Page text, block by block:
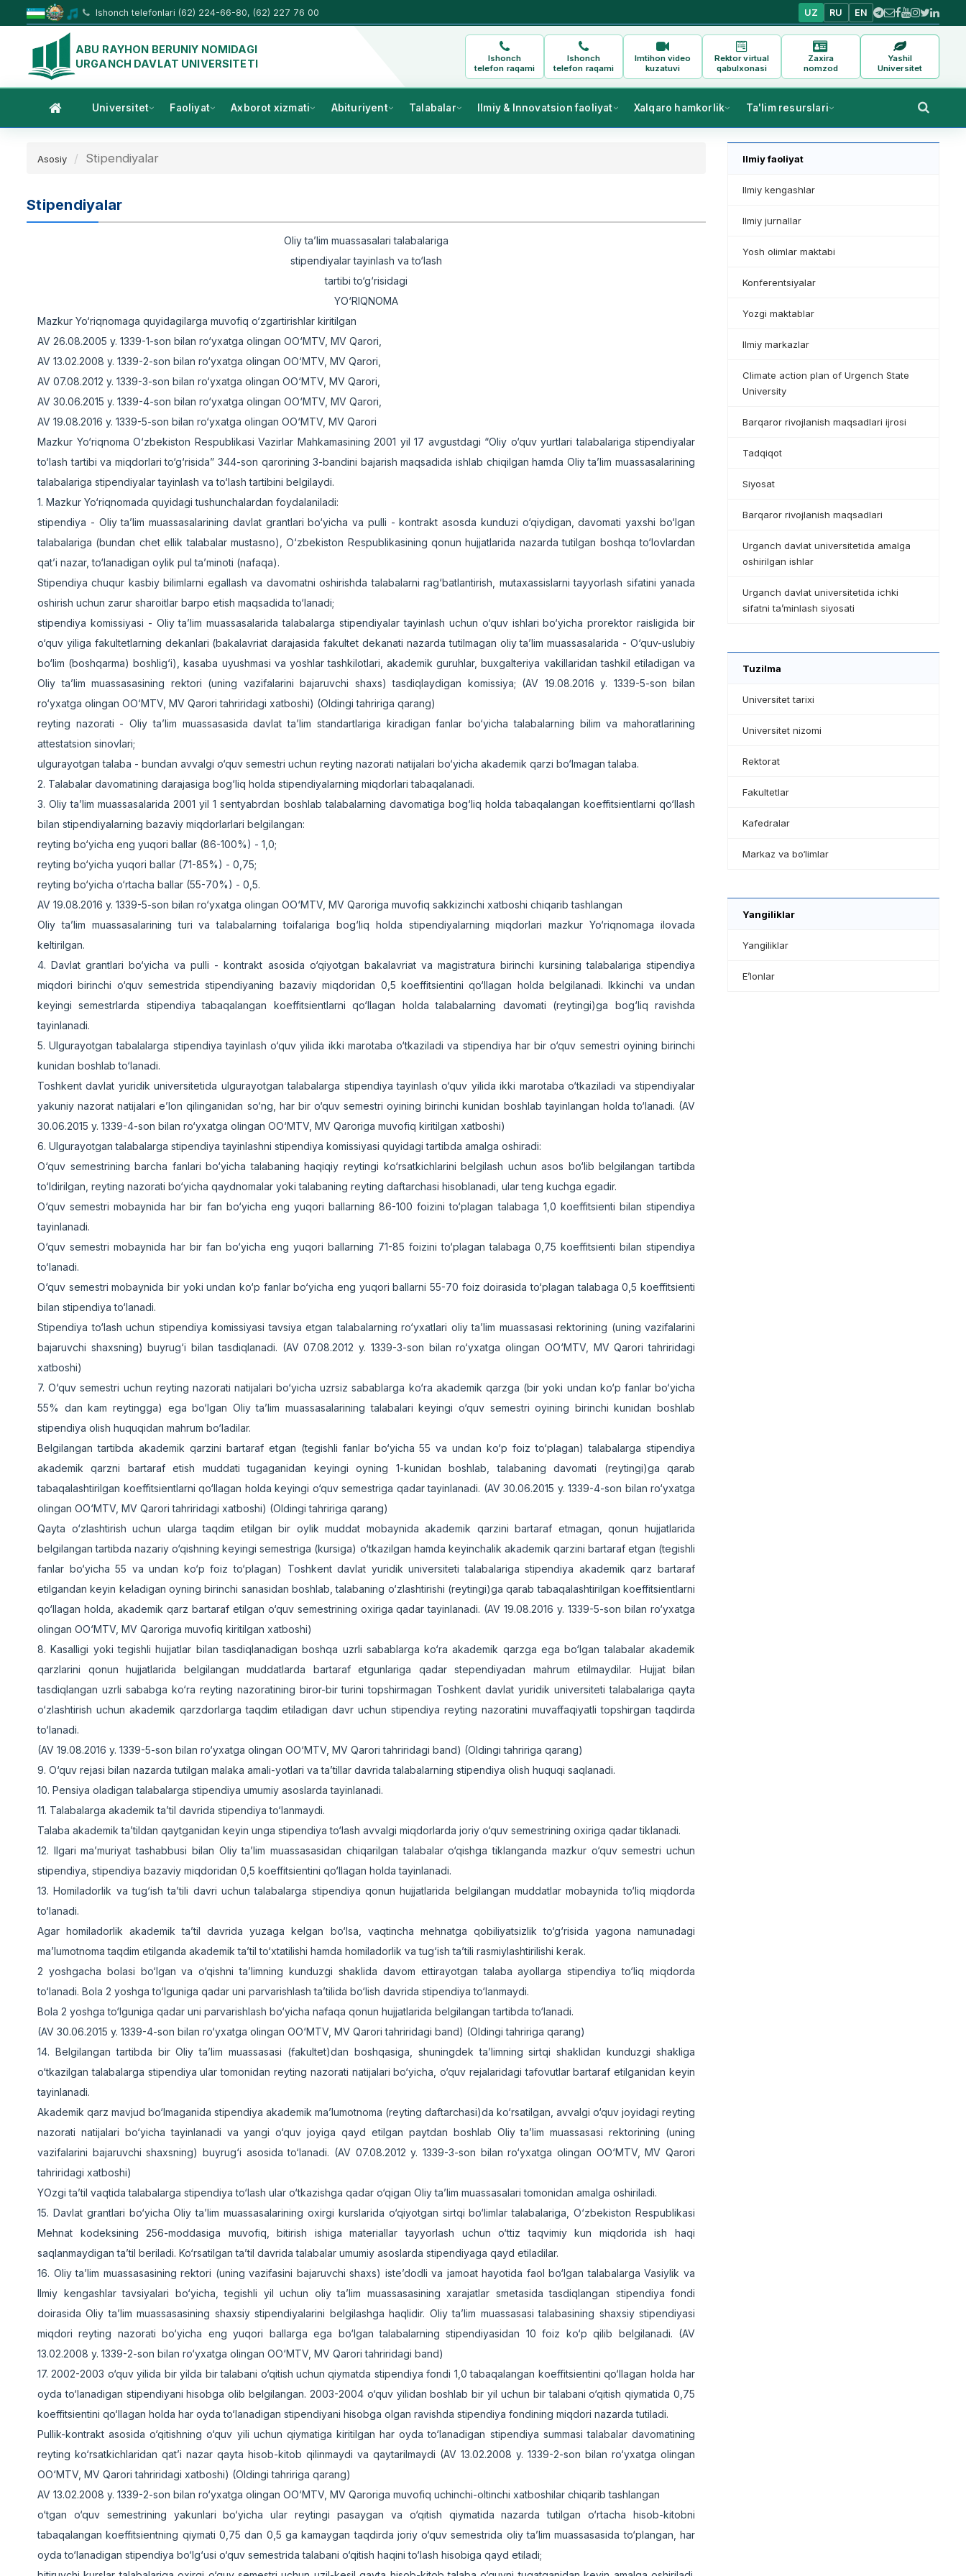
Ishonch telefonlari (62) 224-66-80, (62) 227 76 00 UZ RU EN
ABU RAYHON BERUNIY NOMIDAGI
URGANCH DAVLAT UNIVERSITETI
Ishonch
telefon raqami
Ishonch
telefon raqami
Imtihon video
kuzatuvi
Rektor virtual
qabulxonasi
Zaxira
nomzod
Yashil
Universitet
Universitet Faoliyat Axborot xizmati Abituriyent Talabalar Ilmiy & Innovatsion faoliyat Xalqaro hamkorlik Ta'lim resurslari
Asosiy Stipendiyalar
Stipendiyalar
Oliy ta’lim muassasalari talabalariga
stipendiyalar tayinlash va to‘lash
tartibi to‘g‘risidagi
YO‘RIQNOMA
Mazkur Yo‘riqnomaga quyidagilarga muvofiq o‘zgartirishlar kiritilgan
AV 26.08.2005 y. 1339-1-son bilan ro‘yxatga olingan OO‘MTV, MV Qarori,
AV 13.02.2008 y. 1339-2-son bilan ro‘yxatga olingan OO‘MTV, MV Qarori,
AV 07.08.2012 y. 1339-3-son bilan ro‘yxatga olingan OO‘MTV, MV Qarori,
AV 30.06.2015 y. 1339-4-son bilan ro‘yxatga olingan OO‘MTV, MV Qarori,
AV 19.08.2016 y. 1339-5-son bilan ro‘yxatga olingan OO‘MTV, MV Qarori
Mazkur Yo‘riqnoma O‘zbekiston Respublikasi Vazirlar Mahkamasining 2001 yil 17 avgustdagi “Oliy o‘quv yurtlari talabalariga stipendiyalar
to‘lash tartibi va miqdorlari to‘g‘risida” 344-son qarorining 3-bandini bajarish maqsadida ishlab chiqilgan hamda Oliy ta’lim muassasalarining
talabalariga stipendiyalar tayinlash va to‘lash tartibini belgilaydi.
1. Mazkur Yo‘riqnomada quyidagi tushunchalardan foydalaniladi:
stipendiya - Oliy ta’lim muassasalarining davlat grantlari bo‘yicha va pulli - kontrakt asosda kunduzi o‘qiydigan, davomati yaxshi bo‘lgan
talabalariga (bundan chet ellik talabalar mustasno), O‘zbekiston Respublikasining qonun hujjatlarida nazarda tutilgan boshqa to‘lovlardan
qat’i nazar, to‘lanadigan oylik pul ta’minoti (nafaqa).
Stipendiya chuqur kasbiy bilimlarni egallash va davomatni oshirishda talabalarni rag‘batlantirish, mutaxassislarni tayyorlash sifatini yanada
oshirish uchun zarur sharoitlar barpo etish maqsadida to‘lanadi;
stipendiya komissiyasi - Oliy ta’lim muassasalarida talabalarga stipendiyalar tayinlash uchun o‘quv ishlari bo‘yicha prorektor raisligida bir
o‘quv yiliga fakultetlarning dekanlari (bakalavriat darajasida fakultet dekanati nazarda tutilmagan oliy ta’lim muassasalarida - O‘quv-uslubiy
bo‘lim (boshqarma) boshlig‘i), kasaba uyushmasi va yoshlar tashkilotlari, akademik guruhlar, buxgalteriya vakillaridan tashkil etiladigan va
Oliy ta’lim muassasasining rektori (uning vazifalarini bajaruvchi shaxs) tasdiqlaydigan komissiya; (AV 19.08.2016 y. 1339-5-son bilan
ro‘yxatga olingan OO‘MTV, MV Qarori tahriridagi xatboshi) (Oldingi tahririga qarang)
reyting nazorati - Oliy ta’lim muassasasida davlat ta’lim standartlariga kiradigan fanlar bo‘yicha talabalarning bilim va mahoratlarining
attestatsion sinovlari;
ulgurayotgan talaba - bundan avvalgi o‘quv semestri uchun reyting nazorati natijalari bo‘yicha akademik qarzi bo‘lmagan talaba.
2. Talabalar davomatining darajasiga bog‘liq holda stipendiyalarning miqdorlari tabaqalanadi.
3. Oliy ta’lim muassasalarida 2001 yil 1 sentyabrdan boshlab talabalarning davomatiga bog‘liq holda tabaqalangan koeffitsientlarni qo‘llash
bilan stipendiyalarning bazaviy miqdorlarlari belgilangan:
reyting bo‘yicha eng yuqori ballar (86-100%) - 1,0;
reyting bo‘yicha yuqori ballar (71-85%) - 0,75;
reyting bo‘yicha o‘rtacha ballar (55-70%) - 0,5.
AV 19.08.2016 y. 1339-5-son bilan ro‘yxatga olingan OO‘MTV, MV Qaroriga muvofiq sakkizinchi xatboshi chiqarib tashlangan
Oliy ta’lim muassasalarining turi va talabalarning toifalariga bog‘liq holda stipendiyalarning miqdorlari mazkur Yo‘riqnomaga ilovada
keltirilgan.
4. Davlat grantlari bo‘yicha va pulli - kontrakt asosida o‘qiyotgan bakalavriat va magistratura birinchi kursining talabalariga stipendiya
miqdori birinchi o‘quv semestrida stipendiyaning bazaviy miqdoridan 0,5 koeffitsientini qo‘llagan holda belgilanadi. Ikkinchi va undan
keyingi semestrlarda stipendiya tabaqalangan koeffitsientlarni qo‘llagan holda talabalarning davomati (reytingi)ga bog‘liq ravishda
tayinlanadi.
5. Ulgurayotgan tabalalarga stipendiya tayinlash o‘quv yilida ikki marotaba o‘tkaziladi va stipendiya har bir o‘quv semestri oyining birinchi
kunidan boshlab to‘lanadi.
Toshkent davlat yuridik universitetida ulgurayotgan talabalarga stipendiya tayinlash o‘quv yilida ikki marotaba o‘tkaziladi va stipendiyalar
yakuniy nazorat natijalari e’lon qilinganidan so‘ng, har bir o‘quv semestri oyining birinchi kunidan boshlab tayinlangan holda to‘lanadi. (AV
30.06.2015 y. 1339-4-son bilan ro‘yxatga olingan OO‘MTV, MV Qaroriga muvofiq kiritilgan xatboshi)
6. Ulgurayotgan talabalarga stipendiya tayinlashni stipendiya komissiyasi quyidagi tartibda amalga oshiradi:
O‘quv semestrining barcha fanlari bo‘yicha talabaning haqiqiy reytingi ko‘rsatkichlarini belgilash uchun asos bo‘lib belgilangan tartibda
to‘ldirilgan, reyting nazorati bo‘yicha qaydnomalar yoki talabaning reyting daftarchasi hisoblanadi, ular teng kuchga egadir.
O‘quv semestri mobaynida har bir fan bo‘yicha eng yuqori ballarning 86-100 foizini to‘plagan talabaga 1,0 koeffitsienti bilan stipendiya
tayinlanadi.
O‘quv semestri mobaynida har bir fan bo‘yicha eng yuqori ballarning 71-85 foizini to‘plagan talabaga 0,75 koeffitsienti bilan stipendiya
to‘lanadi.
O‘quv semestri mobaynida bir yoki undan ko‘p fanlar bo‘yicha eng yuqori ballarni 55-70 foiz doirasida to‘plagan talabaga 0,5 koeffitsienti
bilan stipendiya to‘lanadi.
Stipendiya to‘lash uchun stipendiya komissiyasi tavsiya etgan talabalarning ro‘yxatlari oliy ta’lim muassasasi rektorining (uning vazifalarini
bajaruvchi shaxsning) buyrug‘i bilan tasdiqlanadi. (AV 07.08.2012 y. 1339-3-son bilan ro‘yxatga olingan OO‘MTV, MV Qarori tahriridagi
xatboshi)
7. O‘quv semestri uchun reyting nazorati natijalari bo‘yicha uzrsiz sabablarga ko‘ra akademik qarzga (bir yoki undan ko‘p fanlar bo‘yicha
55% dan kam reytingga) ega bo‘lgan Oliy ta’lim muassasalarining talabalari keyingi o‘quv semestri oyining birinchi kunidan boshlab
stipendiya olish huquqidan mahrum bo‘ladilar.
Belgilangan tartibda akademik qarzini bartaraf etgan (tegishli fanlar bo‘yicha 55 va undan ko‘p foiz to‘plagan) talabalarga stipendiya
akademik qarzni bartaraf etish muddati tugaganidan keyingi oyning 1-kunidan boshlab, talabaning davomati (reytingi)ga qarab
tabaqalashtirilgan koeffitsientlarni qo‘llagan holda keyingi o‘quv semestriga qadar tayinlanadi. (AV 30.06.2015 y. 1339-4-son bilan ro‘yxatga
olingan OO‘MTV, MV Qarori tahriridagi xatboshi) (Oldingi tahririga qarang)
Qayta o‘zlashtirish uchun ularga taqdim etilgan bir oylik muddat mobaynida akademik qarzini bartaraf etmagan, qonun hujjatlarida
belgilangan tartibda nazariy o‘qishning keyingi semestriga (kursiga) o‘tkazilgan hamda keyinchalik akademik qarzini bartaraf etgan (tegishli
fanlar bo‘yicha 55 va undan ko‘p foiz to‘plagan) Toshkent davlat yuridik universiteti talabalariga stipendiya akademik qarz bartaraf
etilgandan keyin keladigan oyning birinchi sanasidan boshlab, talabaning o‘zlashtirishi (reytingi)ga qarab tabaqalashtirilgan koeffitsientlarni
qo‘llagan holda, akademik qarz bartaraf etilgan o‘quv semestrining oxiriga qadar tayinlanadi. (AV 19.08.2016 y. 1339-5-son bilan ro‘yxatga
olingan OO‘MTV, MV Qaroriga muvofiq kiritilgan xatboshi)
8. Kasalligi yoki tegishli hujjatlar bilan tasdiqlanadigan boshqa uzrli sabablarga ko‘ra akademik qarzga ega bo‘lgan talabalar akademik
qarzlarini qonun hujjatlarida belgilangan muddatlarda bartaraf etgunlariga qadar stependiyadan mahrum etilmaydilar. Hujjat bilan
tasdiqlangan uzrli sababga ko‘ra reyting nazoratining biror-bir turini topshirmagan Toshkent davlat yuridik universiteti talabalariga qayta
o‘zlashtirish uchun akademik qarzdorlarga taqdim etiladigan davr uchun stipendiya reyting nazoratini muvaffaqiyatli topshirgan taqdirda
to‘lanadi.
(AV 19.08.2016 y. 1339-5-son bilan ro‘yxatga olingan OO‘MTV, MV Qarori tahriridagi band) (Oldingi tahririga qarang)
9. O‘quv rejasi bilan nazarda tutilgan malaka amali-yotlari va ta’tillar davrida talabalarning stipendiya olish huquqi saqlanadi.
10. Pensiya oladigan talabalarga stipendiya umumiy asoslarda tayinlanadi.
11. Talabalarga akademik ta’til davrida stipendiya to‘lanmaydi.
Talaba akademik ta’tildan qaytganidan keyin unga stipendiya to‘lash avvalgi miqdorlarda joriy o‘quv semestrining oxiriga qadar tiklanadi.
12. Ilgari ma’muriyat tashabbusi bilan Oliy ta’lim muassasasidan chiqarilgan talabalar o‘qishga tiklanganda mazkur o‘quv semestri uchun
stipendiya, stipendiya bazaviy miqdoridan 0,5 koeffitsientini qo‘llagan holda tayinlanadi.
13. Homiladorlik va tug‘ish ta’tili davri uchun talabalarga stipendiya qonun hujjatlarida belgilangan muddatlar mobaynida to‘liq miqdorda
to‘lanadi.
Agar homiladorlik akademik ta’til davrida yuzaga kelgan bo‘lsa, vaqtincha mehnatga qobiliyatsizlik to‘g‘risida yagona namunadagi
ma’lumotnoma taqdim etilganda akademik ta’til to‘xtatilishi hamda homiladorlik va tug‘ish ta’tili rasmiylashtirilishi kerak.
2 yoshgacha bolasi bo‘lgan va o‘qishni ta’limning kunduzgi shaklida davom ettirayotgan talaba ayollarga stipendiya to‘liq miqdorda
to‘lanadi. Bola 2 yoshga to‘lguniga qadar uni parvarishlash ta’tilida bo‘lish davrida stipendiya to‘lanmaydi.
Bola 2 yoshga to‘lguniga qadar uni parvarishlash bo‘yicha nafaqa qonun hujjatlarida belgilangan tartibda to‘lanadi.
(AV 30.06.2015 y. 1339-4-son bilan ro‘yxatga olingan OO‘MTV, MV Qarori tahriridagi band) (Oldingi tahririga qarang)
14. Belgilangan tartibda bir Oliy ta’lim muassasasi (fakultet)dan boshqasiga, shuningdek ta’limning sirtqi shaklidan kunduzgi shakliga
o‘tkazilgan talabalarga stipendiya ular tomonidan reyting nazorati natijalari bo‘yicha, o‘quv rejalaridagi tafovutlar bartaraf etilganidan keyin
tayinlanadi.
Akademik qarz mavjud bo‘lmaganida stipendiya akademik ma’lumotnoma (reyting daftarchasi)da ko‘rsatilgan, avvalgi o‘quv joyidagi reyting
nazorati natijalari bo‘yicha tayinlanadi va yangi o‘quv joyiga qayd etilgan paytdan boshlab Oliy ta’lim muassasasi rektorining (uning
vazifalarini bajaruvchi shaxsning) buyrug‘i asosida to‘lanadi. (AV 07.08.2012 y. 1339-3-son bilan ro‘yxatga olingan OO‘MTV, MV Qarori
tahriridagi xatboshi)
YOzgi ta’til vaqtida talabalarga stipendiya to‘lash ular o‘tkazishga qadar o‘qigan Oliy ta’lim muassasalari tomonidan amalga oshiriladi.
15. Davlat grantlari bo‘yicha Oliy ta’lim muassasalarining oxirgi kurslarida o‘qiyotgan sirtqi bo‘limlar talabalariga, O‘zbekiston Respublikasi
Mehnat kodeksining 256-moddasiga muvofiq, bitirish ishiga materiallar tayyorlash uchun o‘ttiz taqvimiy kun miqdorida ish haqi
saqlanmaydigan ta’til beriladi. Ko‘rsatilgan ta’til davrida talabalar umumiy asoslarda stipendiyaga qayd etiladilar.
16. Oliy ta’lim muassasasining rektori (uning vazifasini bajaruvchi shaxs) iste’dodli va jamoat hayotida faol bo‘lgan talabalarga Vasiylik va
Ilmiy kengashlar tavsiyalari bo‘yicha, tegishli yil uchun oliy ta’lim muassasasining xarajatlar smetasida tasdiqlangan stipendiya fondi
doirasida Oliy ta’lim muassasasining shaxsiy stipendiyalarini belgilashga haqlidir. Oliy ta’lim muassasasi talabasining shaxsiy stipendiyasi
miqdori reyting nazorati bo‘yicha eng yuqori ballarga ega bo‘lgan talabalarning stipendiyasidan 10 foiz ko‘p qilib belgilanadi. (AV
13.02.2008 y. 1339-2-son bilan ro‘yxatga olingan OO‘MTV, MV Qarori tahriridagi band)
17. 2002-2003 o‘quv yilida bir yilda bir talabani o‘qitish uchun qiymatda stipendiya fondi 1,0 tabaqalangan koeffitsientini qo‘llagan holda har
oyda to‘lanadigan stipendiyani hisobga olib belgilangan. 2003-2004 o‘quv yilidan boshlab bir yil uchun bir talabani o‘qitish qiymatida 0,75
koeffitsientini qo‘llagan holda har oyda to‘lanadigan stipendiyani hisobga olgan ravishda stipendiya fondining miqdori nazarda tutiladi.
Pullik-kontrakt asosida o‘qitishning o‘quv yili uchun qiymatiga kiritilgan har oyda to‘lanadigan stipendiya summasi talabalar davomatining
reyting ko‘rsatkichlaridan qat’i nazar qayta hisob-kitob qilinmaydi va qaytarilmaydi (AV 13.02.2008 y. 1339-2-son bilan ro‘yxatga olingan
OO‘MTV, MV Qarori tahriridagi xatboshi) (Oldingi tahririga qarang)
AV 13.02.2008 y. 1339-2-son bilan ro‘yxatga olingan OO‘MTV, MV Qaroriga muvofiq uchinchi-oltinchi xatboshilar chiqarib tashlangan
o‘tgan o‘quv semestrining yakunlari bo‘yicha ular reytingi pasaygan va o‘qitish qiymatida nazarda tutilgan o‘rtacha hisob-kitobni
tabaqalangan koeffitsientning qiymati 0,75 dan 0,5 ga kamaygan taqdirda joriy o‘quv semestrida oliy ta’lim muassasasida to‘plangan, har
oyda to‘lanadigan stipendiya bo‘lg‘usi o‘quv semestrida talabani o‘qitish haqini to‘lash hisobiga qayd etiladi;
Ilmiy faoliyat
Ilmiy kengashlar
Ilmiy jurnallar
Yosh olimlar maktabi
Konferentsiyalar
Yozgi maktablar
Ilmiy markazlar
Climate action plan of Urgench State
University
Barqaror rivojlanish maqsadlari ijrosi
Tadqiqot
Siyosat
Barqaror rivojlanish maqsadlari
Urganch davlat universitetida amalga
oshirilgan ishlar
Urganch davlat universitetida ichki
sifatni ta’minlash siyosati
Tuzilma
Universitet tarixi
Universitet nizomi
Rektorat
Fakultetlar
Kafedralar
Markaz va bo‘limlar
Yangiliklar
Yangiliklar
E’lonlar